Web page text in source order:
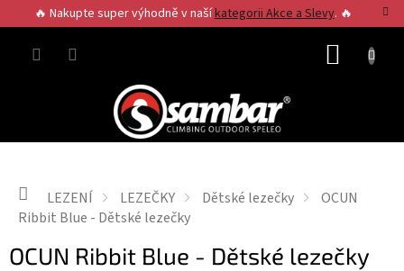
na
obsah
🔥 Nakupte super výhodně v našíkategorii Akce a Slevy. 🔥
Domů
LEZENÍ LEZEČKY Dětské lezečky
OCUN
Ribbit Blue - Dětské lezečky
OCUN Ribbit Blue - Dětské lezečky